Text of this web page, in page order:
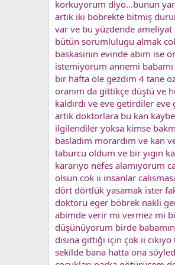
korkuyorum diyo...bunun
artık iki böbrekte bitmiş
var ve bu yüzdende
bütün sorumlulugu almak
baskasının evinde abim ise
istemiyorum annemi
bir hafta öle gezdim 4 tane
oranım da gittikçe düştü ve
kaldırdı ve eve getirdiler
artık doktorlara bu kan
ilgilendiler yoksa kimse
basladım morardım ve kan
taburcu oldum ve bir yıgın
kararıyo nefes alamıyorum
olsun cok ii insanlar
dört dörtlük yasamak ister
doktoru eger böbrek nakli
abimde verir mi vermez mi
düşünüyorum birde
dısına gittiği için çok ii
sekilde bana hatta ona